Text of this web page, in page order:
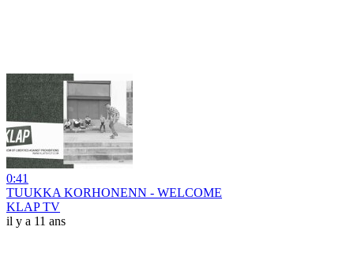
0:41
TUUKKA KORHONENN - WELCOME
KLAP TV
il y a 11 ans